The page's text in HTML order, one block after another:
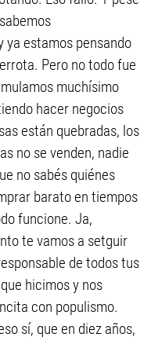
ya estamos pensando
Pero no todo fue
muchísimo
hacer negocios
están quebradas, los
no se venden, nadie
no sabés quiénes
barato en tiempos
funcione. Ja,
te vamos a setguir
de todos tus
hicimos y nos
con populismo.
sí, que en diez años,